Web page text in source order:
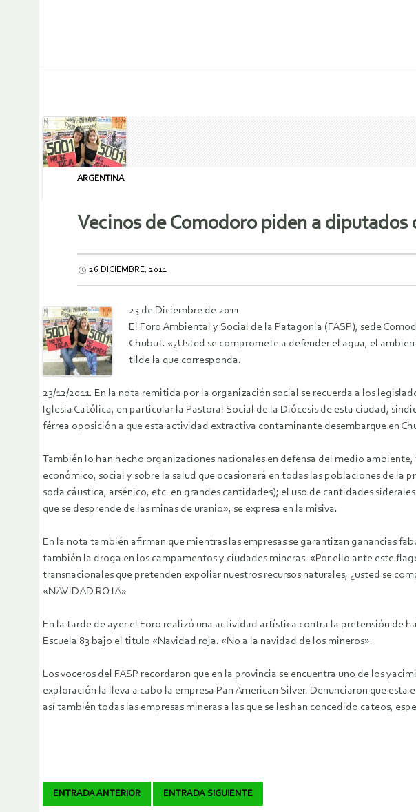
ARGENTINA
Vecinos de Comodoro piden a
26 DICIEMBRE, 2011
23 de Diciembre de 2011
El Foro Ambiental y Social de la Patagonia (FASP), sede
Chubut. «¿Usted se compromete a defender el agua, el
tilde la que corresponda.
23/12/2011. En la nota remitida por la organización social se recuerda a los
Iglesia Católica, en particular la Pastoral Social de la Diócesis de esta ciudad,
férrea oposición a que esta actividad extractiva contaminante desembarque en
También lo han hecho organizaciones nacionales en defensa del medio
económico, social y sobre la salud que ocasionará en todas las poblaciones de la
soda cáustica, arsénico, etc. en grandes cantidades); el uso de cantidades
que se desprende de las minas de uranio», se expresa en la misiva.
En la nota también afirman que mientras las empresas se garantizan ganancias
también la droga en los campamentos y ciudades mineras. «Por ello ante este
transnacionales que pretenden expoliar nuestros recursos naturales, ¿usted se
«NAVIDAD ROJA»
En la tarde de ayer el Foro realizó una actividad artística contra la pretensión de
Escuela 83 bajo el titulo «Navidad roja. «No a la navidad de los mineros».
Los voceros del FASP recordaron que en la provincia se encuentra uno de los
exploración la lleva a cabo la empresa Pan American Silver. Denunciaron que
así también todas las empresas mineras a las que se les han concedido cateos,
Navegador
ENTRADA ANTERIOR ENTRADA SIGUIENTE